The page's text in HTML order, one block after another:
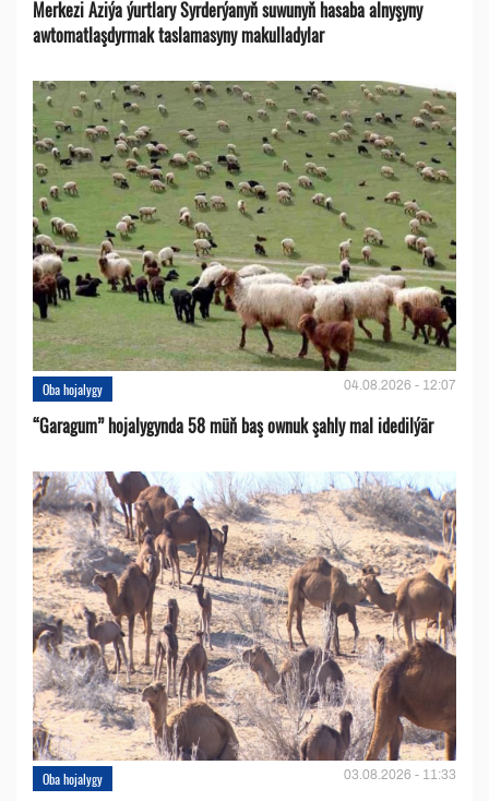
Merkezi Aziýa ýurtlary Syrderýanyň suwunyň hasaba alnyşyny
awtomatlaşdyrmak taslamasyny makulladylar
Oba hojalygy 04.08.2026 - 12:07
“Garagum” hojalygynda 58 müň baş ownuk şahly mal idedilýär
Oba hojalygy 03.08.2026 - 11:33